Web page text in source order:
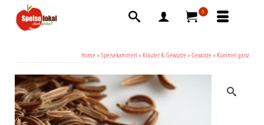
0
Home »Speisekammerl » Kräuter & Gewürze »Gewürze » Kümmel ganz